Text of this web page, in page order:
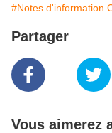
#Notes d'information
Partager
Vous aimerez